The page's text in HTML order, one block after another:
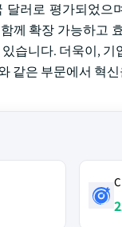
러로 평가되었으
께 확장 가능하고
습니다. 더욱이,
같은 부문에서 혁